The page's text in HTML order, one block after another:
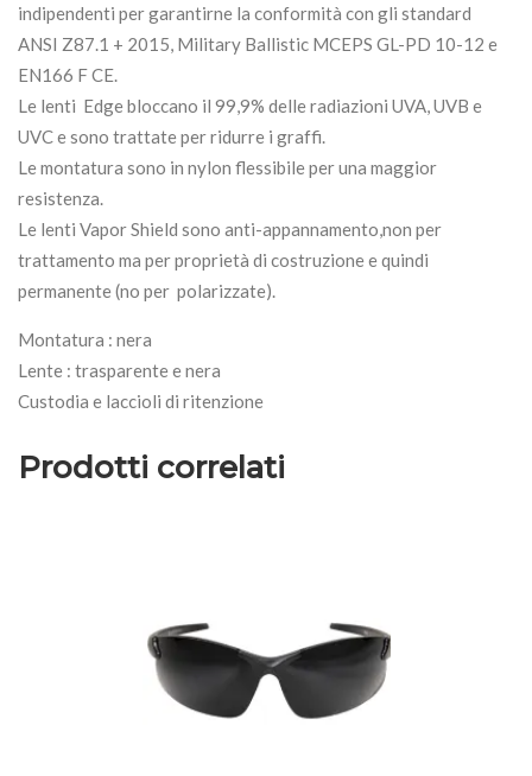
indipendenti per garantirne la conformità con gli standard
ANSI Z87.1 + 2015, Military Ballistic MCEPS GL-PD 10-12 e
EN166 F CE.
Le lenti Edge bloccano il 99,9% delle radiazioni UVA, UVB e
UVC e sono trattate per ridurre i graffi.
Le montatura sono in nylon flessibile per una maggior
resistenza.
Le lenti Vapor Shield sono anti-appannamento,non per
trattamento ma per proprietà di costruzione e quindi
permanente (no per polarizzate).
Montatura : nera
Lente : trasparente e nera
Custodia e laccioli di ritenzione
Prodotti correlati